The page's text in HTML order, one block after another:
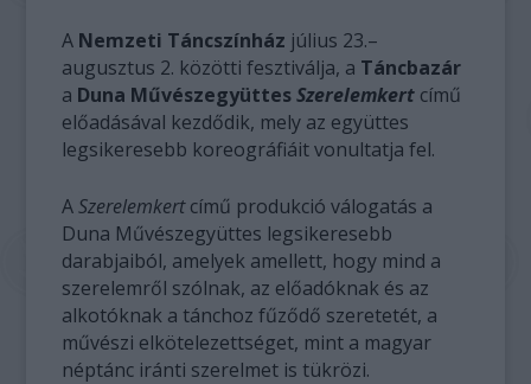
A Nemzeti Táncszínház július 23.–
augusztus 2. közötti fesztiválja, a Táncbazár
a Duna MűvészegyüttesSzerelemkert című
előadásával kezdődik, mely az együttes
legsikeresebb koreográfiáit vonultatja fel.
ASzerelemkertcímű produkció válogatás a
Duna Művészegyüttes legsikeresebb
darabjaiból, amelyek amellett, hogy mind a
szerelemről szólnak, az előadóknak és az
alkotóknak a tánchoz fűződő szeretetét, a
művészi elkötelezettséget, mint a magyar
néptánc iránti szerelmet is tükrözi.